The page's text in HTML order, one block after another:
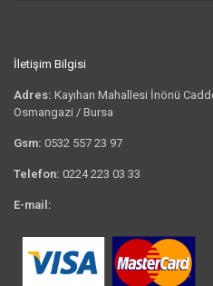
İletişim Bilgisi
Adres: Kayıhan Mahallesi İnönü
Osmangazi / Bursa
Gsm: 0532 557 23 97
Telefon: 0224 223 03 33
E-mail: